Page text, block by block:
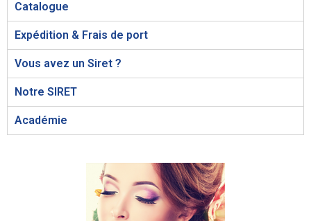
Catalogue
Expédition & Frais de port
Vous avez un Siret ?
Notre SIRET
Académie